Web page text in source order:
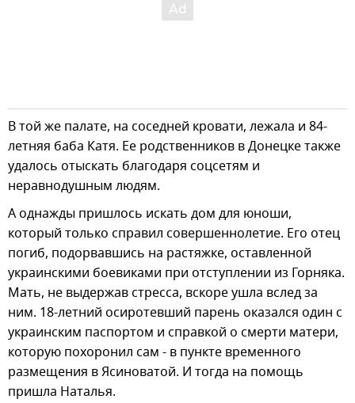
В той же палате, на соседней кровати, лежала и 84-
летняя баба Катя. Ее родственников в Донецке также
удалось отыскать благодаря соцсетям и
неравнодушным людям.
А однажды пришлось искать дом для юноши,
который только справил совершеннолетие. Его отец
погиб, подорвавшись на растяжке, оставленной
украинскими боевиками при отступлении из Горняка.
Мать, не выдержав стресса, вскоре ушла вслед за
ним. 18-летний осиротевший парень оказался один с
украинским паспортом и справкой о смерти матери,
которую похоронил сам - в пункте временного
размещения в Ясиноватой. И тогда на помощь
пришла Наталья.